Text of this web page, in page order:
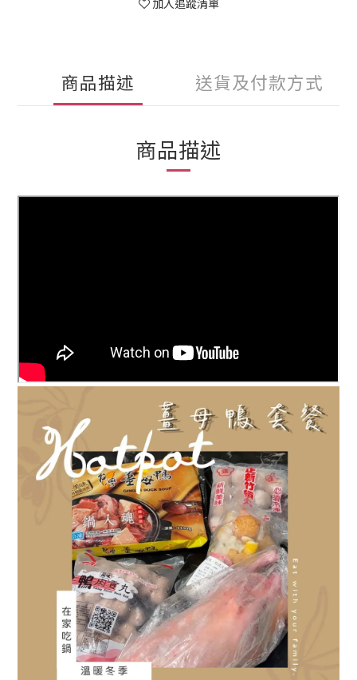
加入追蹤清單
商品描述 送貨及付款方式
商品描述